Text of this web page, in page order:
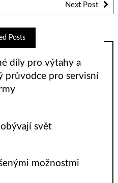
Next Post
Posts
díly pro výtahy a
průvodce pro servisní
svět
možnostmi